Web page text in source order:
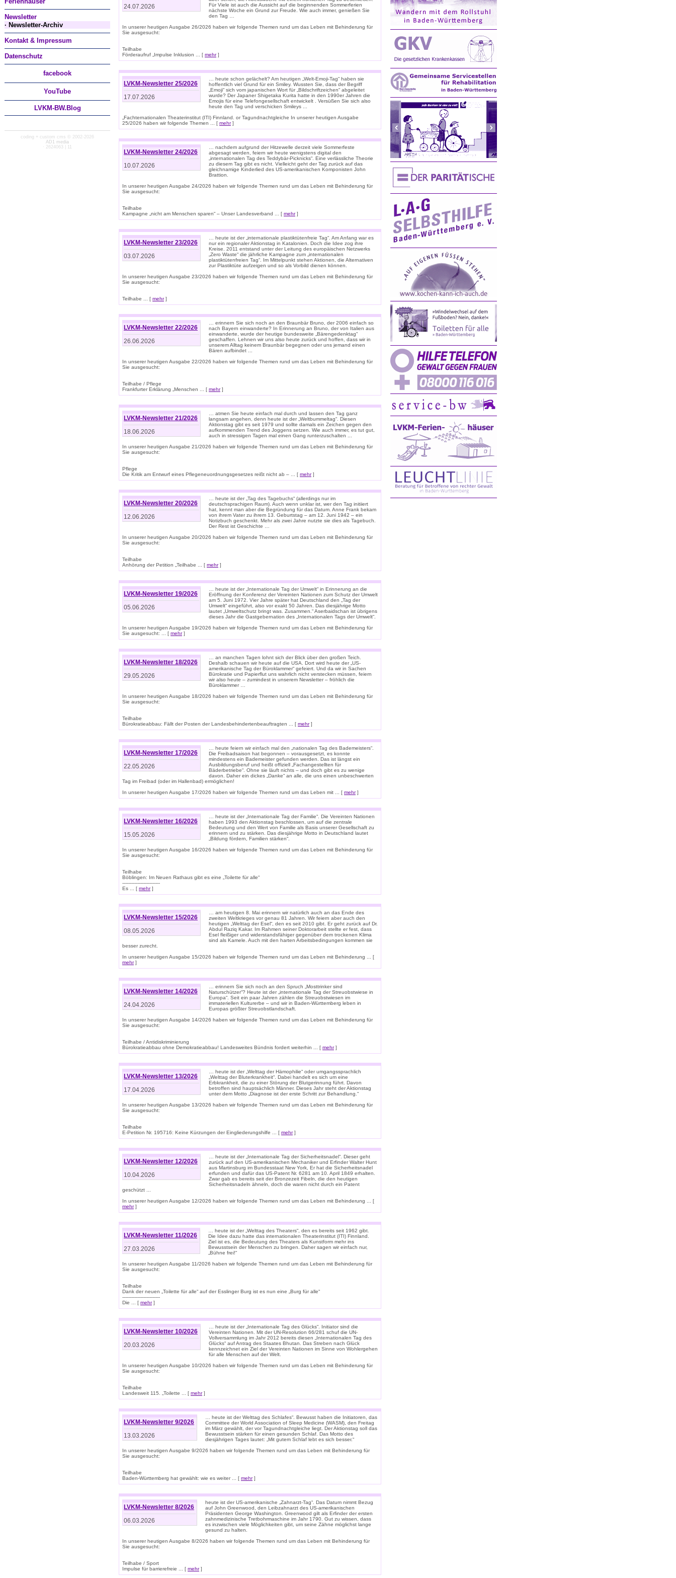
Newsletter
· Newsletter-Archiv
Kontakt & Impressum
Datenschutz
facebook
YouTube
LVKM-BW.Blog
coding + custom cms © 2002-2026
AD1 media
· 2624063 | 11
24.07.2026
Für Viele ist auch die Aussicht auf die beginnenden Sommerferien
nächste Woche ein Grund zur Freude. Wie auch immer, genießen Sie
den Tag …
In unserer heutigen Ausgabe 26/2026 haben wir folgende Themen rund um das Leben mit Behinderung für
Sie ausgesucht:
Teilhabe
Förderaufruf „Impulse Inklusion ... [ mehr]
LVKM-Newsletter 25/2026
17.07.2026
… heute schon gelächelt? Am heutigen „Welt-Emoji-Tag“ haben sie
hoffentlich viel Grund für ein Smiley. Wussten Sie, dass der Begriff
„Emoji“ sich vom japanischen Wort für „Bildschriftzeichen“ abgeleitet
wurde? Der Japaner Shigetaka Kurita hatte in den 1990er Jahren die
Emojis für eine Telefongesellschaft entwickelt . Versüßen Sie sich also
heute den Tag und verschicken Smileys ...
„Fachternationalen Theaterinstitut (ITI) Finnland. or Tagundnachtgleiche In unserer heutigen Ausgabe
25/2026 haben wir folgende Themen ... [ mehr]
LVKM-Newsletter 24/2026
10.07.2026
… nachdem aufgrund der Hitzewelle derzeit viele Sommerfeste
abgesagt werden, feiern wir heute wenigstens digital den
„internationalen Tag des Teddybär-Picknicks“. Eine verlässliche Theorie
zu diesem Tag gibt es nicht. Vielleicht geht der Tag zurück auf das
gleichnamige Kinderlied des US-amerikanischen Komponisten John
Brattion.
In unserer heutigen Ausgabe 24/2026 haben wir folgende Themen rund um das Leben mit Behinderung für
Sie ausgesucht:
Teilhabe
Kampagne „nicht am Menschen sparen“ – Unser Landesverband ... [ mehr]
LVKM-Newsletter 23/2026
03.07.2026
… heute ist der „internationale plastiktütenfreie Tag“. Am Anfang war es
nur ein regionaler Aktionstag in Katalonien. Doch die Idee zog ihre
Kreise. 2011 entstand unter der Leitung des europäischen Netzwerks
„Zero Waste“ die jährliche Kampagne zum „internationalen
plastiktütenfreien Tag“. Im Mittelpunkt stehen Aktionen, die Alternativen
zur Plastiktüte aufzeigen und so als Vorbild dienen können.
In unserer heutigen Ausgabe 23/2026 haben wir folgende Themen rund um das Leben mit Behinderung für
Sie ausgesucht:
Teilhabe ... [ mehr]
LVKM-Newsletter 22/2026
26.06.2026
… erinnern Sie sich noch an den Braunbär Bruno, der 2006 einfach so
nach Bayern einwanderte? In Erinnerung an Bruno, der von Italien aus
einwanderte, wurde der heutige bundesweite „Bärengedenktag“
geschaffen. Lehnen wir uns also heute zurück und hoffen, dass wir in
unserem Alltag keinem Braunbär begegnen oder uns jemand einen
Bären aufbindet ...
In unserer heutigen Ausgabe 22/2026 haben wir folgende Themen rund um das Leben mit Behinderung für
Sie ausgesucht:
Teilhabe / Pflege
Frankfurter Erklärung „Menschen ... [ mehr]
LVKM-Newsletter 21/2026
18.06.2026
… atmen Sie heute einfach mal durch und lassen den Tag ganz
langsam angehen, denn heute ist der „Weltbummeltag“. Diesen
Aktionstag gibt es seit 1979 und sollte damals ein Zeichen gegen den
aufkommenden Trend des Joggens setzen. Wie auch immer, es tut gut,
auch in stressigen Tagen mal einen Gang runterzuschalten ...
In unserer heutigen Ausgabe 21/2026 haben wir folgende Themen rund um das Leben mit Behinderung für
Sie ausgesucht:
Pflege
Die Kritik am Entwurf eines Pflegeneuordnungsgesetzes reißt nicht ab – ... [ mehr]
LVKM-Newsletter 20/2026
12.06.2026
… heute ist der „Tag des Tagebuchs“ (allerdings nur im
deutschsprachigen Raum). Auch wenn unklar ist, wer den Tag initiiert
hat, kennt man aber die Begründung für das Datum. Anne Frank bekam
von ihrem Vater zu ihrem 13. Geburtstag – am 12. Juni 1942 – ein
Notizbuch geschenkt. Mehr als zwei Jahre nutzte sie dies als Tagebuch.
Der Rest ist Geschichte …
In unserer heutigen Ausgabe 20/2026 haben wir folgende Themen rund um das Leben mit Behinderung für
Sie ausgesucht:
Teilhabe
Anhörung der Petition „Teilhabe ... [ mehr]
LVKM-Newsletter 19/2026
05.06.2026
… heute ist der „Internationale Tag der Umwelt“ in Erinnerung an die
Eröffnung der Konferenz der Vereinten Nationen zum Schutz der Umwelt
am 5. Juni 1972. Vier Jahre später hat Deutschland den „Tag der
Umwelt“ eingeführt, also vor exakt 50 Jahren. Das diesjährige Motto
lautet „Umweltschutz bringt was. Zusammen.“ Aserbaidschan ist übrigens
dieses Jahr die Gastgebernation des „Internationalen Tags der Umwelt“.
In unserer heutigen Ausgabe 19/2026 haben wir folgende Themen rund um das Leben mit Behinderung für
Sie ausgesucht: ... [ mehr]
LVKM-Newsletter 18/2026
29.05.2026
… an manchen Tagen lohnt sich der Blick über den großen Teich.
Deshalb schauen wir heute auf die USA. Dort wird heute der „US-
amerikanische Tag der Büroklammer“ gefeiert. Und da wir in Sachen
Bürokratie und Papierflut uns wahrlich nicht verstecken müssen, feiern
wir also heute – zumindest in unserem Newsletter – fröhlich die
Büroklammer …
In unserer heutigen Ausgabe 18/2026 haben wir folgende Themen rund um das Leben mit Behinderung für
Sie ausgesucht:
Teilhabe
Bürokratieabbau: Fällt der Posten der Landesbehindertenbeauftragten ... [ mehr]
LVKM-Newsletter 17/2026
22.05.2026
… heute feiern wir einfach mal den „nationalen Tag des Bademeisters“.
Die Freibadsaison hat begonnen – vorausgesetzt, es konnte
mindestens ein Bademeister gefunden werden. Das ist längst ein
Ausbildungsberuf und heißt offiziell „Fachangestellten für
Bäderbetriebe“. Ohne sie läuft nichts – und doch gibt es zu wenige
davon. Daher ein dickes „Danke“ an alle, die uns einen unbeschwerten
Tag im Freibad (oder im Hallenbad) ermöglichen!
In unserer heutigen Ausgabe 17/2026 haben wir folgende Themen rund um das Leben mit ... [ mehr]
LVKM-Newsletter 16/2026
15.05.2026
… heute ist der „Internationale Tag der Familie“. Die Vereinten Nationen
haben 1993 den Aktionstag beschlossen, um auf die zentrale
Bedeutung und den Wert von Familie als Basis unserer Gesellschaft zu
erinnern und zu stärken. Das diesjährige Motto in Deutschland lautet
„Bildung fördern, Familien stärken“.
In unserer heutigen Ausgabe 16/2026 haben wir folgende Themen rund um das Leben mit Behinderung für
Sie ausgesucht:
Teilhabe
Böblingen: Im Neuen Rathaus gibt es eine „Toilette für alle“
-------------------------
Es ... [ mehr]
LVKM-Newsletter 15/2026
08.05.2026
… am heutigen 8. Mai erinnern wir natürlich auch an das Ende des
zweiten Weltkrieges vor genau 81 Jahren. Wir feiern aber auch den
heutigen „Welttag der Esel“, den es seit 2010 gibt. Er geht zurück auf Dr.
Abdul Raziq Kakar. Im Rahmen seiner Doktorarbeit stellte er fest, dass
Esel fleißiger und widerstandsfähiger gegenüber dem trockenen Klima
sind als Kamele. Auch mit den harten Arbeitsbedingungen kommen sie
besser zurecht.
In unserer heutigen Ausgabe 15/2026 haben wir folgende Themen rund um das Leben mit Behinderung ... [
mehr]
LVKM-Newsletter 14/2026
24.04.2026
… erinnern Sie sich noch an den Spruch „Mosttrinker sind
Naturschützer“? Heute ist der „internationale Tag der Streuobstwiese in
Europa“. Seit ein paar Jahren zählen die Streuobstwiesen im
immateriellen Kulturerbe – und wir in Baden-Württemberg leben in
Europas größter Streuobstlandschaft.
In unserer heutigen Ausgabe 14/2026 haben wir folgende Themen rund um das Leben mit Behinderung für
Sie ausgesucht:
Teilhabe / Antidiskriminierung
Bürokratieabbau ohne Demokratieabbau! Landesweites Bündnis fordert weiterhin ... [ mehr]
LVKM-Newsletter 13/2026
17.04.2026
… heute ist der „Welttag der Hämophilie“ oder umgangssprachlich
„Welttag der Bluterkrankheit“. Dabei handelt es sich um eine
Erbkrankheit, die zu einer Störung der Blutgerinnung führt. Davon
betroffen sind hauptsächlich Männer. Dieses Jahr steht der Aktionstag
unter dem Motto „Diagnose ist der erste Schritt zur Behandlung.“
In unserer heutigen Ausgabe 13/2026 haben wir folgende Themen rund um das Leben mit Behinderung für
Sie ausgesucht:
Teilhabe
E-Petition Nr. 195716: Keine Kürzungen der Eingliederungshilfe ... [ mehr]
LVKM-Newsletter 12/2026
10.04.2026
… heute ist der „Internationale Tag der Sicherheitsnadel“. Dieser geht
zurück auf den US-amerikanischen Mechaniker und Erfinder Walter Hunt
aus Martinsburg im Bundesstaat New York, Er hat die Sicherheitsnadel
erfunden und dafür das US-Patent Nr. 6281 am 10. April 1849 erhalten.
Zwar gab es bereits seit der Bronzezeit Fibeln, die den heutigen
Sicherheitsnadeln ähneln, doch die waren nicht durch ein Patent
geschützt ...
In unserer heutigen Ausgabe 12/2026 haben wir folgende Themen rund um das Leben mit Behinderung ... [
mehr]
LVKM-Newsletter 11/2026
27.03.2026
… heute ist der „Welttag des Theaters“, den es bereits seit 1962 gibt.
Die Idee dazu hatte das internationalen Theaterinstitut (ITI) Finnland.
Ziel ist es, die Bedeutung des Theaters als Kunstform mehr ins
Bewusstsein der Menschen zu bringen. Daher sagen wir einfach nur,
„Bühne frei!“
In unserer heutigen Ausgabe 11/2026 haben wir folgende Themen rund um das Leben mit Behinderung für
Sie ausgesucht:
Teilhabe
Dank der neuen „Toilette für alle“ auf der Esslinger Burg ist es nun eine „Burg für alle“
-------------------------
Die ... [ mehr]
LVKM-Newsletter 10/2026
20.03.2026
… heute ist der „Internationale Tag des Glücks“. Initiator sind die
Vereinten Nationen. Mit der UN-Resolution 66/281 schuf die UN-
Vollversammlung im Jahr 2012 bereits diesen „Internationalen Tag des
Glücks“ auf Antrag des Staates Bhutan. Das Streben nach Glück
kennzeichnet ein Ziel der Vereinten Nationen im Sinne von Wohlergehen
für alle Menschen auf der Welt.
In unserer heutigen Ausgabe 10/2026 haben wir folgende Themen rund um das Leben mit Behinderung für
Sie ausgesucht:
Teilhabe
Landesweit 115. „Toilette ... [ mehr]
LVKM-Newsletter 9/2026
13.03.2026
… heute ist der Welttag des Schlafes“. Bewusst haben die Initiatoren, das
Committee der World Association of Sleep Medicine (WASM), den Freitag
im März gewählt, der vor Tagundnachtgleiche liegt. Der Aktionstag soll das
Bewusstsein stärken für einen gesunden Schlaf. Das Motto des
diesjährigen Tages lautet: „Mit gutem Schlaf lebt es sich besser.“
In unserer heutigen Ausgabe 9/2026 haben wir folgende Themen rund um das Leben mit Behinderung für
Sie ausgesucht:
Teilhabe
Baden-Württemberg hat gewählt: wie es weiter ... [ mehr]
LVKM-Newsletter 8/2026
06.03.2026
heute ist der US-amerikanische „Zahnarzt-Tag“. Das Datum nimmt Bezug
auf John Greenwood, den Leibzahnarzt des US-amerikanischen
Präsidenten George Washington. Greenwood gilt als Erfinder der ersten
zahnmedizinische Tretbohrmaschine im Jahr 1790. Gut zu wissen, dass
es inzwischen viele Möglichkeiten gibt, um seine Zähne möglichst lange
gesund zu halten.
In unserer heutigen Ausgabe 8/2026 haben wir folgende Themen rund um das Leben mit Behinderung für
Sie ausgesucht:
Teilhabe / Sport
Impulse für barrierefreie ... [ mehr]